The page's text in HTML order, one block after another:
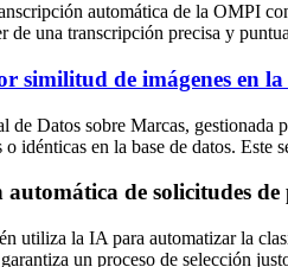
automática de la OMPI
de una transcripción precisa y
similitud de imágenes en
de Datos sobre Marcas,
o idénticas en la base de datos.
automática de solicitudes de
utiliza la IA para automatizar la
un proceso de selección